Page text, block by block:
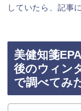
していたら、記事
美健知箋
後のウィン
で調べてみ